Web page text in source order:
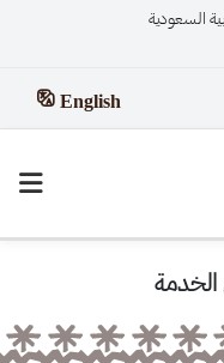
السعودية
English